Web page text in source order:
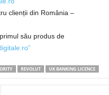
clienții din România –
său produs de
REVOLUT UK BANKING LICENCE